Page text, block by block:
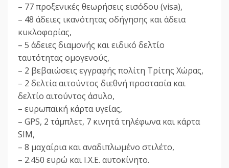
– 77 προξενικές θεωρήσεις εισόδου (visa),
– 48 άδειες ικανότητας οδήγησης και άδεια
κυκλοφορίας,
– 5 άδειες διαμονής και ειδικό δελτίο
ταυτότητας ομογενούς,
– 2 βεβαιώσεις εγγραφής πολίτη Τρίτης Χώρας,
– 2 δελτία αιτούντος διεθνή προστασία και
δελτίο αιτούντος άσυλο,
– ευρωπαϊκή κάρτα υγείας,
– GPS, 2 τάμπλετ, 7 κινητά τηλέφωνα και κάρτα
SIM,
– 8 μαχαίρια και αναδιπλωμένο στιλέτο,
– 2.450 ευρώ και Ι.Χ.Ε. αυτοκίνητο.